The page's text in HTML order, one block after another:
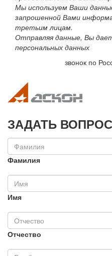
Мы используем Ваши
запрошенной Вами
третьим лицам.
Отправляя данные, Вы
персональных данных
звонок по
ЗАДАТЬ ВОПРОС
Фамилия
Имя
Отчество